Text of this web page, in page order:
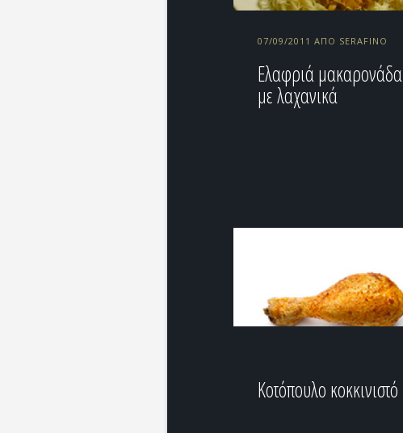
07/09/2011 ΑΠΌ SERAFINO
Eλαφριά μακαρονάδα
με λαχανικά
Κοτόπουλο κοκκινιστό